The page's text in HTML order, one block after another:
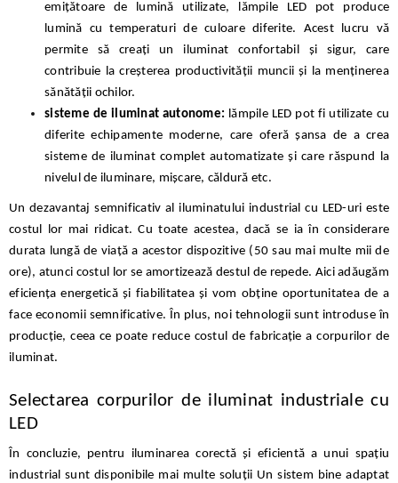
emițătoare de lumină utilizate, lămpile LED pot produce
lumină cu temperaturi de culoare diferite. Acest lucru vă
permite să creați un iluminat confortabil și sigur, care
contribuie la creșterea productivității muncii și la menținerea
sănătății ochilor.
sisteme de iluminat autonome: lămpile LED pot fi utilizate cu
diferite echipamente moderne, care oferă șansa de a crea
sisteme de iluminat complet automatizate și care răspund la
nivelul de iluminare, mișcare, căldură etc.
Un dezavantaj semnificativ al iluminatului industrial cu LED-uri este
costul lor mai ridicat. Cu toate acestea, dacă se ia în considerare
durata lungă de viață a acestor dispozitive (50 sau mai multe mii de
ore), atunci costul lor se amortizează destul de repede. Aici adăugăm
eficiența energetică și fiabilitatea și vom obține oportunitatea de a
face economii semnificative. În plus, noi tehnologii sunt introduse în
producție, ceea ce poate reduce costul de fabricație a corpurilor de
iluminat.
Selectarea corpurilor de iluminat industriale cu
LED
În concluzie, pentru iluminarea corectă și eficientă a unui spațiu
industrial sunt disponibile mai multe soluții Un sistem bine adaptat